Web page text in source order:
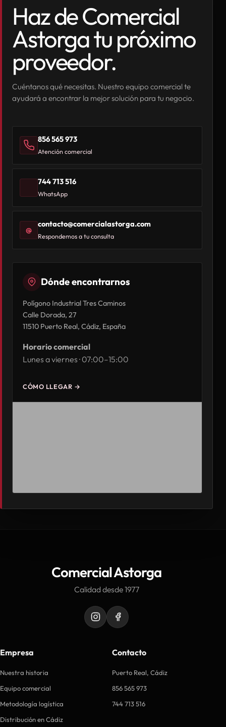
Haz de Comercial
Astorga tu próximo
proveedor.
Cuéntanos qué necesitas. Nuestro equipo comercial te
ayudará a encontrar la mejor solución para tu negocio.
856 565 973
Atención comercial
744 713 516
WhatsApp
@
contacto@comercialastorga.com
Respondemos a tu consulta
Dónde encontrarnos
Polígono Industrial Tres Caminos
Calle Dorada, 27
11510 Puerto Real, Cádiz, España
Horario comercial
Lunes a viernes · 07:00–15:00
CÓMO LLEGAR →
Comercial Astorga
Calidad desde 1977
Empresa
Nuestra historia
Equipo comercial
Metodología logística
Distribución en Cádiz
Contacto
Puerto Real, Cádiz
856 565 973
744 713 516